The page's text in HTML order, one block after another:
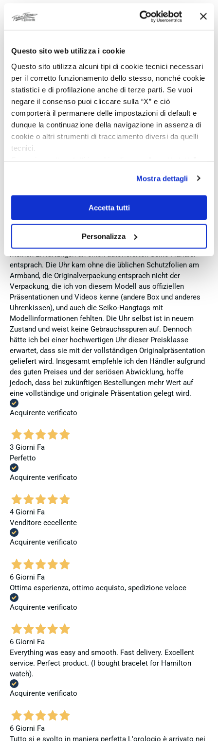
Questo sito web utilizza i cookie
Questo sito utilizza alcuni tipi di cookie tecnici necessari
per il corretto funzionamento dello stesso, nonché cookie
statistici e di profilazione anche di terze parti. Se vuoi
negare il consenso puoi cliccare sulla “X” e ciò
comporterà il permanere delle impostazioni di default e
dunque la continuazione della navigazione in assenza di
cookie o altri strumenti di tracciamento diversi da quelli
tecnici.
Se vuoi saperne di più consulta laprivacy policye la
Mostra dettagli
Accetta tutti
Personalizza
chi cerca professionalità, affidabilità e prodotti di altissimo
3 Giorni Fa
Zum dritten mal dort von Fope Schmuck gekauft. Super
Service, tolle Preise! Ich kann Fabio Ferro ohne Bedenken
weiterempfehlen. Einfach TOPP!!
Acquirente verificato
hervorheben möchte ich den attraktiven Preis sowie den
vollständig ausgefüllten und abgestempelten internationalen
Seiko-Garantieschein. Der Versand war außerdem schnell.
meinen Erwartungen an einen autorisierten Seiko-Händler
entsprach. Die Uhr kam ohne die üblichen Schutzfolien am
Armband, die Originalverpackung entsprach nicht der
Verpackung, die ich von diesem Modell aus offiziellen
Präsentationen und Videos kenne (andere Box und anderes
Uhrenkissen), und auch die Seiko-Hangtags mit
Modellinformationen fehlten. Die Uhr selbst ist in neuem
Zustand und weist keine Gebrauchsspuren auf. Dennoch
hätte ich bei einer hochwertigen Uhr dieser Preisklasse
erwartet, dass sie mit der vollständigen Originalpräsentation
geliefert wird. Insgesamt empfehle ich den Händler aufgrund
des guten Preises und der seriösen Abwicklung, hoffe
jedoch, dass bei zukünftigen Bestellungen mehr Wert auf
eine vollständige und originale Präsentation gelegt wird.
Acquirente verificato
3 Giorni Fa
Perfetto
Acquirente verificato
4 Giorni Fa
Venditore eccellente
Acquirente verificato
6 Giorni Fa
Ottima esperienza, ottimo acquisto, spedizione veloce
Acquirente verificato
6 Giorni Fa
Everything was easy and smooth. Fast delivery. Excellent
service. Perfect product. (I bought bracelet for Hamilton
watch).
Acquirente verificato
6 Giorni Fa
Tutto si e svolto in maniera perfetta L'orologio è arrivato nei